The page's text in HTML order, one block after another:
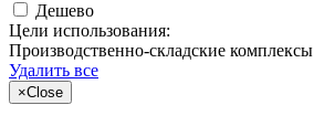
Дешево
Цели использования:
Производственно-складские комплексы
Удалить все
×Close